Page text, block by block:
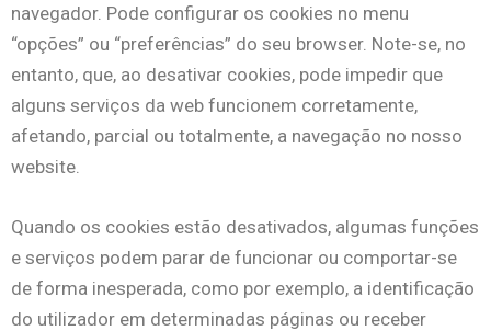
navegador. Pode configurar os cookies no menu
“opções” ou “preferências” do seu browser. Note-se, no
entanto, que, ao desativar cookies, pode impedir que
alguns serviços da web funcionem corretamente,
afetando, parcial ou totalmente, a navegação no nosso
website.
Quando os cookies estão desativados, algumas funções
e serviços podem parar de funcionar ou comportar-se
de forma inesperada, como por exemplo, a identificação
do utilizador em determinadas páginas ou receber